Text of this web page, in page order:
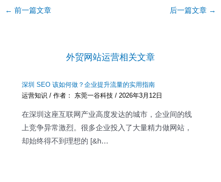
Post
← 前一篇文章 后一篇文章 →
外贸网站运营相关文章
深圳 SEO 该如何做？企业提升流量的实用指南
运营知识 / 作者： 东莞一谷科技/2026年3月12日
在深圳这座互联网产业高度发达的城市，企业间的线
上竞争异常激烈。很多企业投入了大量精力做网站，
却始终得不到理想的 [&h…